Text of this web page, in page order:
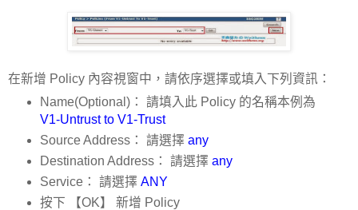
在新增 Policy 內容視窗中，請依序選擇或填入下列資訊：
Name(Optional)： 請填入此 Policy 的名稱本例為
V1-Untrust to V1-Trust
Source Address： 請選擇 any
Destination Address： 請選擇 any
Service： 請選擇 ANY
按下 【OK】 新增 Policy